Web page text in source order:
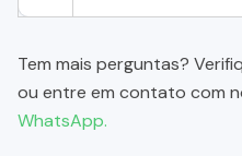
Tem mais perguntas?
ou entre em contato com
WhatsApp.